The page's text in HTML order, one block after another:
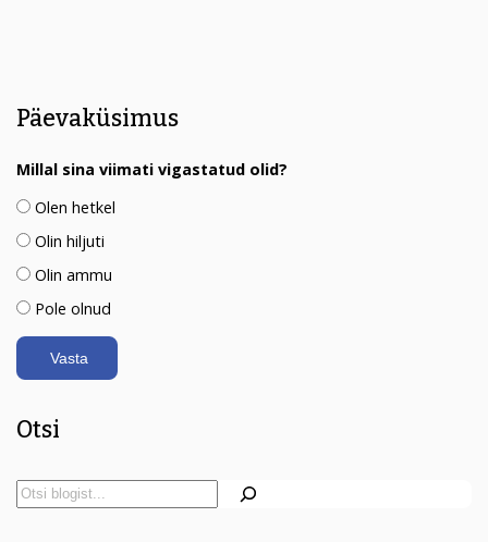
Päevaküsimus
Millal sina viimati vigastatud olid?
Olen hetkel
Olin hiljuti
Olin ammu
Pole olnud
Otsi